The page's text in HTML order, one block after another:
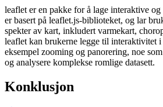
leaflet er en pakke for å lage interaktive
er basert på leaflet.js-biblioteket, og lar
spekter av kart, inkludert varmekart,
leaflet kan brukerne legge til interaktivitet
eksempel zooming og panorering, noe
og analysere komplekse romlige datasett.
Konklusjon